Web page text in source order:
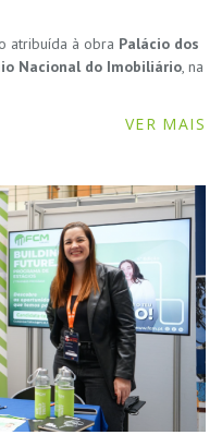
atribuída à obra Palácio dos
Nacional do Imobiliário, na
VER MAIS